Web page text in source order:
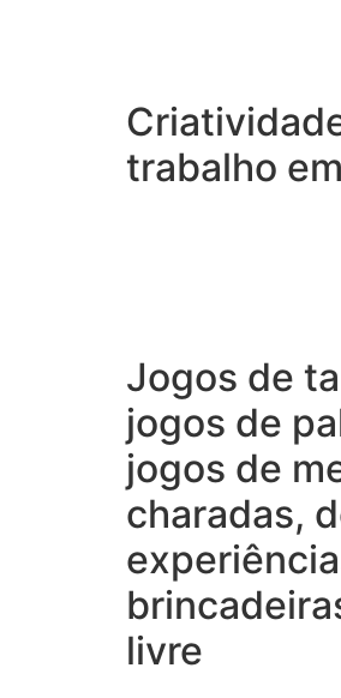
trabalho
Jogos de
jogos de
jogos de
charadas,
livre